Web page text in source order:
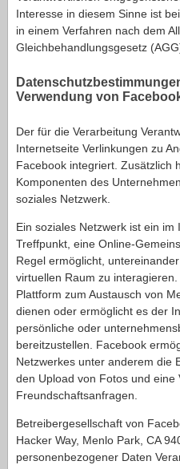
Interesse in diesem Sinne ist
in einem Verfahren nach dem
Gleichbehandlungsgesetz
Verwendung von
Der für die Verarbeitung
Internetseite Verlinkungen zu
Facebook integriert. Zusätzlich
Komponenten des
soziales Netzwerk.
Ein soziales Netzwerk ist ein
Treffpunkt, eine Online-
Regel ermöglicht,
virtuellen Raum zu
Plattform zum Austausch von
dienen oder ermöglicht es der
persönliche oder
bereitzustellen. Facebook
Netzwerkes unter anderem die
den Upload von Fotos und eine
Freundschaftsanfragen.
Betreibergesellschaft von
Hacker Way, Menlo Park, CA
personenbezogener Daten